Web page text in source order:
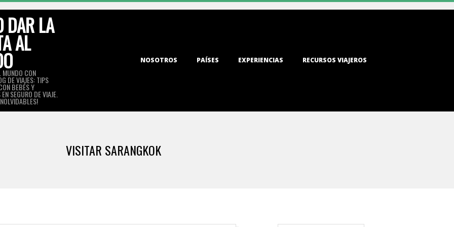
DAR LA
AL
MUNDO CON
DE VIAJES: TIPS
BEBÉS Y
SEGURO DE VIAJE.
NOSOTROS PAÍSES EXPERIENCIAS RECURSOS VIAJEROS
VISITAR SARANGKOK